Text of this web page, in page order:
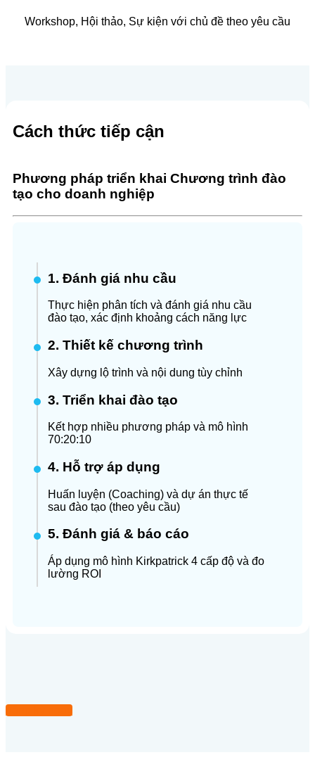
Workshop, Hội thảo, Sự kiện với chủ đề theo yêu cầu
Cách thức tiếp cận
Phương pháp triển khai Chương trình đào
tạo cho doanh nghiệp
1. Đánh giá nhu cầu
Thực hiện phân tích và đánh giá nhu cầu
đào tạo, xác định khoảng cách năng lực
2. Thiết kế chương trình
Xây dựng lộ trình và nội dung tùy chỉnh
3. Triển khai đào tạo
Kết hợp nhiều phương pháp và mô hình
70:20:10
4. Hỗ trợ áp dụng
Huấn luyện (Coaching) và dự án thực tế
sau đào tạo (theo yêu cầu)
5. Đánh giá & báo cáo
Áp dụng mô hình Kirkpatrick 4 cấp độ và đo
lường ROI
đăng ký ngay